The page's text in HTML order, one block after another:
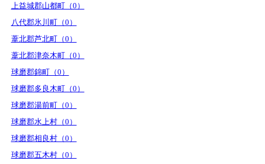
上益城郡山都町（0）
八代郡氷川町（0）
葦北郡芦北町（0）
葦北郡津奈木町（0）
球磨郡錦町（0）
球磨郡多良木町（0）
球磨郡湯前町（0）
球磨郡水上村（0）
球磨郡相良村（0）
球磨郡五木村（0）